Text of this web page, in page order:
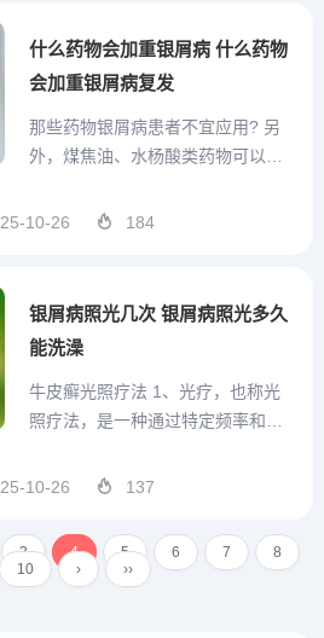
导致疾病，而是多基因与环境因素
共同作用的结果。免疫因素在银屑
病...
什么药物会加重银屑病 什么药物
会加重银屑病复发
那些药物银屑病患者不宜应用? 另
外，煤焦油、水杨酸类药物可以引
屑病病人长期使用皮质类固醇激素
细胞因子用于临床治疗，已有应用
25-10-26 184
银屑病照光几次 银屑病照光多久
能洗澡
牛皮癣光照疗法 1、光疗，也称光
照疗法，是一种通过特定频率和强
治疗方式。它基于光线对人体生物
节作用，已经成为一种广泛应用于
情绪障碍、睡眠问题、皮肤问题和
25-10-26 137
3 4 5 6 7
8
10 › ››